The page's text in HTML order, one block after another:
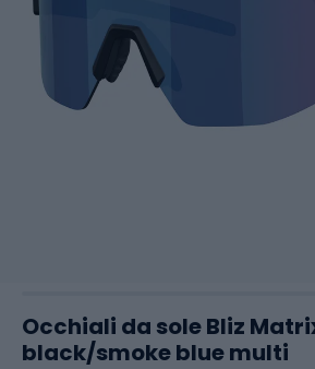
Occhiali da sole Bliz
black/smoke blue multi